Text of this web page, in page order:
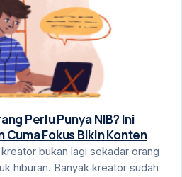
Perlu Punya NIB? Ini
Cuma Fokus Bikin Konten
bukan lagi sekadar orang
hiburan. Banyak kreator sudah